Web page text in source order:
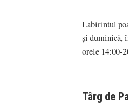
Labirintul
și duminică,
orele 14:00-
Târg de